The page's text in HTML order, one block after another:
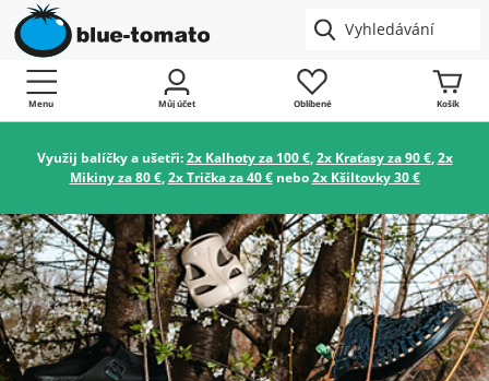
Menu Můj účet Oblíbené Košík
Využij balíčky a ušetři:2x Kalhoty za 100 €,2x Kraťasy za 90 €,2x
Mikiny za 80 €,2x Trička za 40 €nebo2x Kšiltovky 30 €